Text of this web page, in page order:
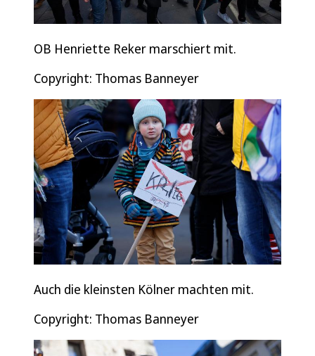
OB Henriette Reker marschiert mit.
Copyright: Thomas Banneyer
Auch die kleinsten Kölner machten mit.
Copyright: Thomas Banneyer